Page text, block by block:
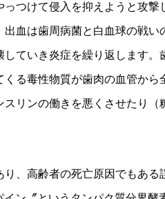
つけて侵入を抑えようと攻撃
血は歯周病菌と白血球の戦い
ていき炎症を繰り返します。
る毒性物質が歯肉の血管から
リンの働きを悪くさせたり（
、高齢者の死亡原因でもある